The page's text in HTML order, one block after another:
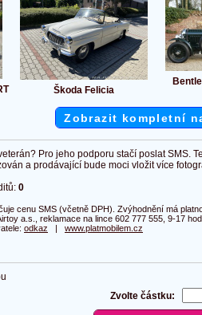
Škoda Felicia
Zobrazit kompletní
Pro jeho podporu stačí poslat SMS.
a prodávající bude moci vložit více
0
cenu SMS (včetně DPH). Zvýhodnění má
a.s., reklamace na lince 602 777 555, 9-17
odkaz | www.platmobilem.cz
Zvolte částku: